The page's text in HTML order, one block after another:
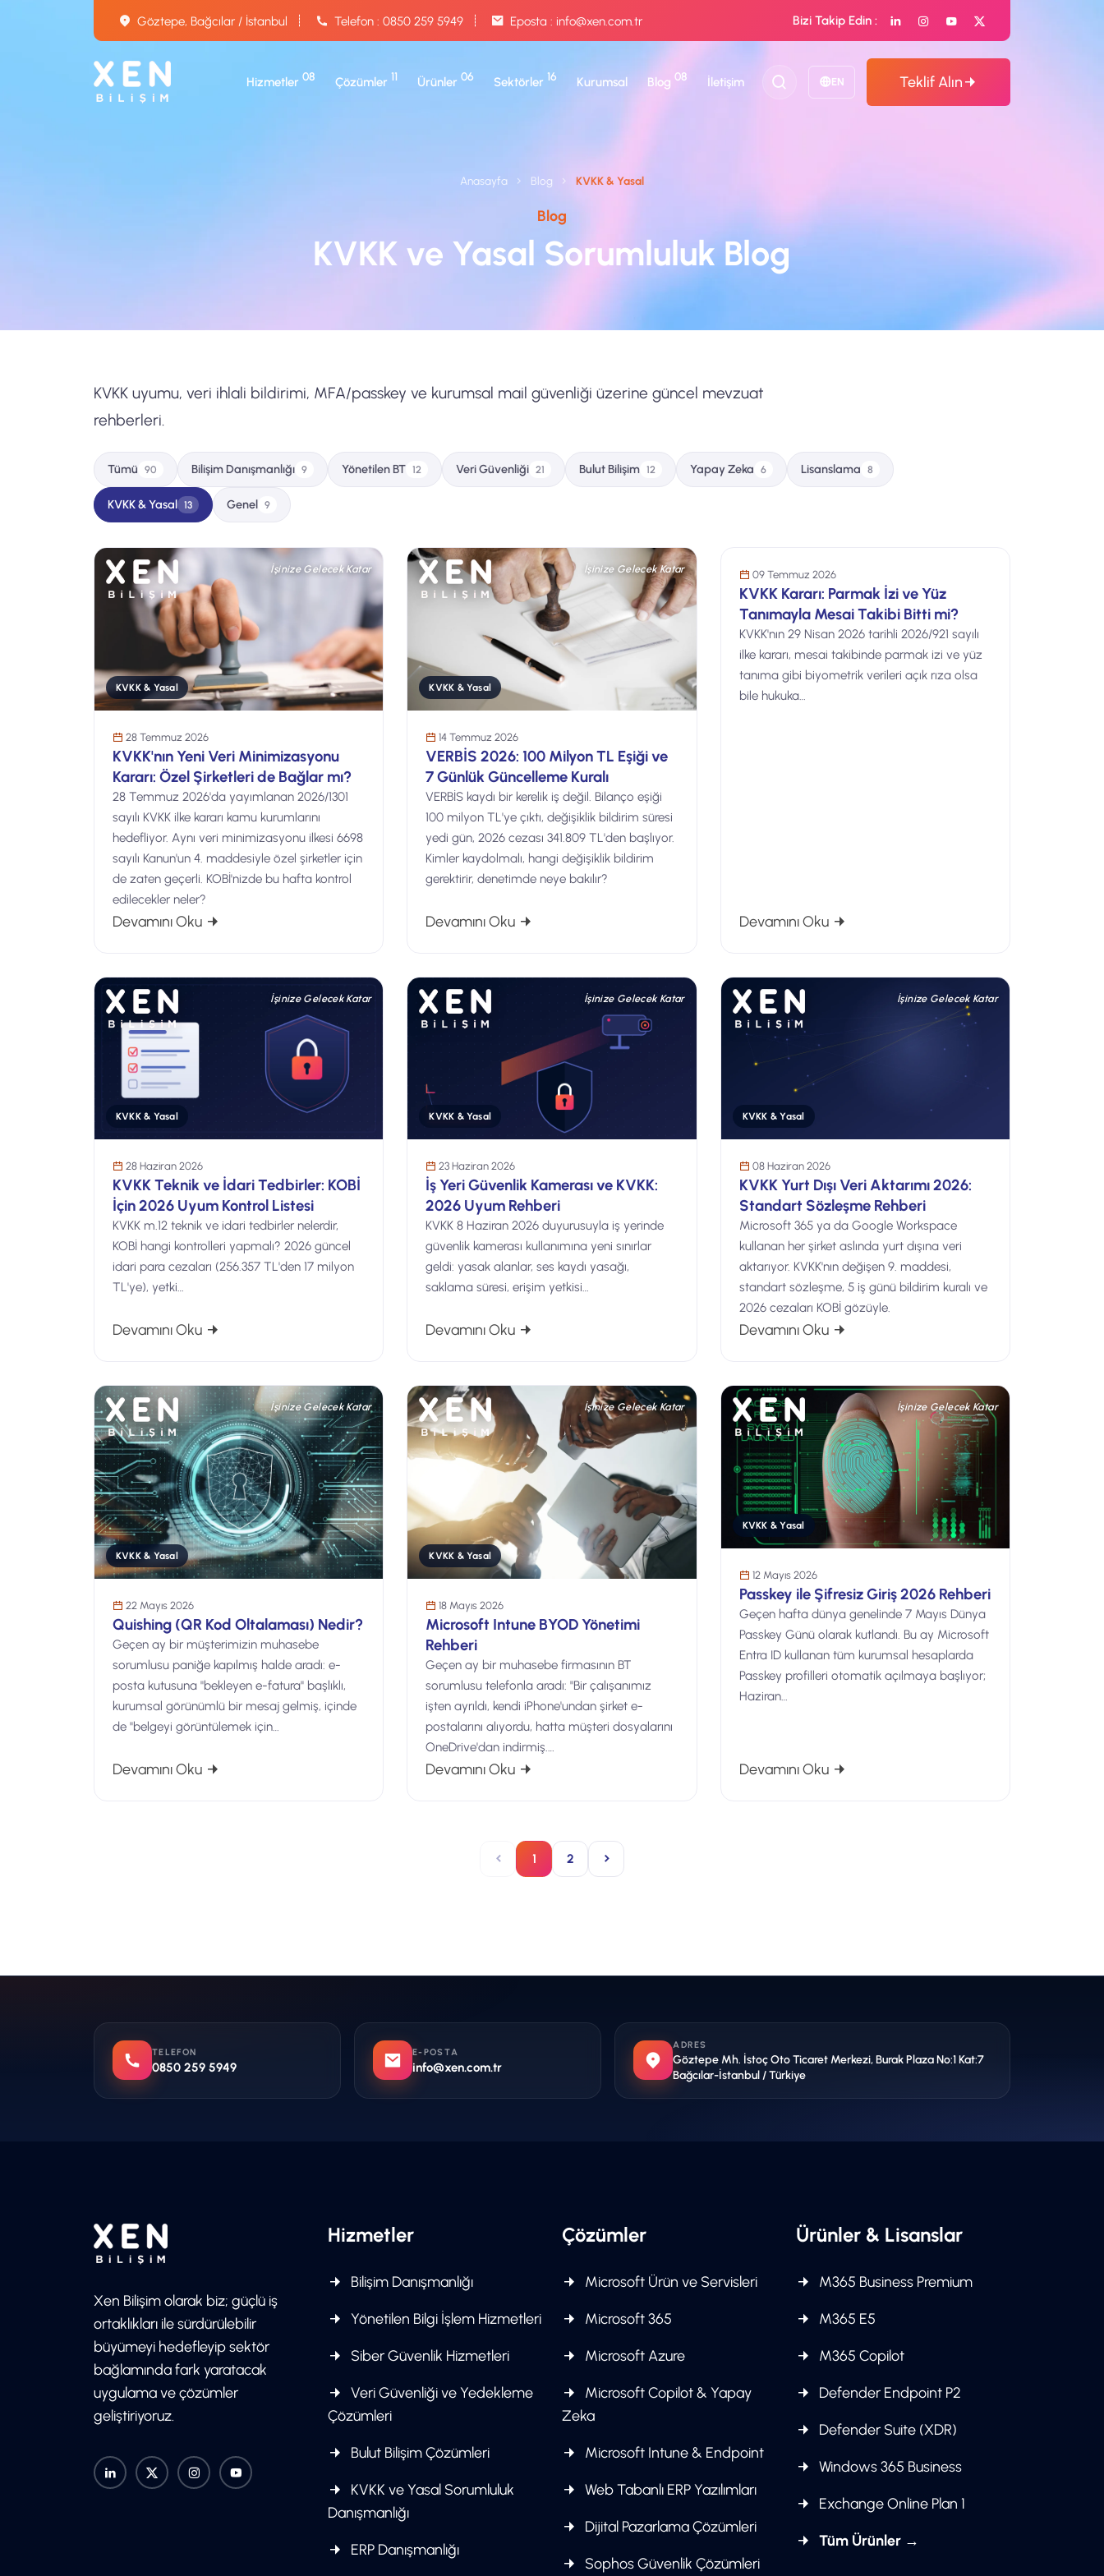
Göztepe, Bağcılar / İstanbul Telefon : 0850 259 5949 Eposta : info@xen.com.tr Bizi Takip Edin :
Hizmetler 08 Çözümler 11 Ürünler 06 Sektörler 16 Kurumsal Blog 08 İletişim EN Teklif Alın
Anasayfa Blog KVKK & Yasal
Blog
KVKK ve Yasal Sorumluluk Blog
KVKK uyumu, veri ihlali bildirimi, MFA/passkey ve kurumsal mail güvenliği üzerine güncel mevzuat
rehberleri.
Tümü 90 Bilişim Danışmanlığı 9 Yönetilen BT 12 Veri Güvenliği 21 Bulut Bilişim 12 Yapay Zeka 6 Lisanslama 8
KVKK & Yasal 13 Genel 9
İşinize Gelecek Katar
KVKK & Yasal
28 Temmuz 2026
KVKK'nın Yeni Veri Minimizasyonu
Kararı: Özel Şirketleri de Bağlar mı?
28 Temmuz 2026'da yayımlanan 2026/1301
sayılı KVKK ilke kararı kamu kurumlarını
hedefliyor. Aynı veri minimizasyonu ilkesi 6698
sayılı Kanun'un 4. maddesiyle özel şirketler için
de zaten geçerli. KOBİ'nizde bu hafta kontrol
edilecekler neler?
Devamını Oku: KVKK'nın Yeni Veri Minimizasyonu Kararı: Özel Şirketleri de Bağlar mı?
İşinize Gelecek Katar
KVKK & Yasal
14 Temmuz 2026
VERBİS 2026: 100 Milyon TL Eşiği ve
7 Günlük Güncelleme Kuralı
VERBİS kaydı bir kerelik iş değil. Bilanço eşiği
100 milyon TL'ye çıktı, değişiklik bildirim süresi
yedi gün, 2026 cezası 341.809 TL'den başlıyor.
Kimler kaydolmalı, hangi değişiklik bildirim
gerektirir, denetimde neye bakılır?
Devamını Oku: VERBİS 2026: 100 Milyon TL Eşiği ve 7 Günlük Güncelleme Kuralı
09 Temmuz 2026
KVKK Kararı: Parmak İzi ve Yüz
Tanımayla Mesai Takibi Bitti mi?
KVKK'nın 29 Nisan 2026 tarihli 2026/921 sayılı
ilke kararı, mesai takibinde parmak izi ve yüz
tanıma gibi biyometrik verileri açık rıza olsa
bile hukuka…
Devamını Oku: KVKK Kararı: Parmak İzi ve Yüz Tanımayla
İşinize Gelecek Katar
KVKK & Yasal
28 Haziran 2026
KVKK Teknik ve İdari Tedbirler: KOBİ
İçin 2026 Uyum Kontrol Listesi
KVKK m.12 teknik ve idari tedbirler nelerdir,
KOBİ hangi kontrolleri yapmalı? 2026 güncel
idari para cezaları (256.357 TL'den 17 milyon
TL'ye), yetki…
Devamını Oku: KVKK Teknik ve İdari Tedbirler: KOBİ İçin 2026 Uyum Kontrol Listesi
İşinize Gelecek Katar
KVKK & Yasal
23 Haziran 2026
İş Yeri Güvenlik Kamerası ve KVKK:
2026 Uyum Rehberi
KVKK 8 Haziran 2026 duyurusuyla iş yerinde
güvenlik kamerası kullanımına yeni sınırlar
geldi: yasak alanlar, ses kaydı yasağı,
saklama süresi, erişim yetkisi…
Devamını Oku: İş Yeri Güvenlik Kamerası ve KVKK: 2026 Uyum Rehberi
İşinize Gelecek Katar
KVKK & Yasal
08 Haziran 2026
KVKK Yurt Dışı Veri Aktarımı 2026:
Standart Sözleşme Rehberi
Microsoft 365 ya da Google Workspace
kullanan her şirket aslında yurt dışına veri
aktarıyor. KVKK'nın değişen 9. maddesi,
standart sözleşme, 5 iş günü bildirim kuralı ve
2026 cezaları KOBİ gözüyle.
Devamını Oku: KVKK Yurt Dışı Veri Aktarımı 2026:
İşinize Gelecek Katar
KVKK & Yasal
22 Mayıs 2026
Quishing (QR Kod Oltalaması) Nedir?
Geçen ay bir müşterimizin muhasebe
sorumlusu paniğe kapılmış halde aradı: e-
posta kutusuna "bekleyen e-fatura" başlıklı,
kurumsal görünümlü bir mesaj gelmiş, içinde
de "belgeyi görüntülemek için…
Devamını Oku: Quishing (QR Kod Oltalaması) Nedir?
İşinize Gelecek Katar
KVKK & Yasal
18 Mayıs 2026
Microsoft Intune BYOD Yönetimi
Rehberi
Geçen ay bir muhasebe firmasının BT
sorumlusu telefonla aradı: "Bir çalışanımız
işten ayrıldı, kendi iPhone'undan şirket e-
postalarını alıyordu, hatta müşteri dosyalarını
OneDrive'dan indirmiş.…
Devamını Oku: Microsoft Intune BYOD Yönetimi Rehberi
İşinize Gelecek Katar
KVKK & Yasal
12 Mayıs 2026
Passkey ile Şifresiz Giriş 2026 Rehberi
Geçen hafta dünya genelinde 7 Mayıs Dünya
Passkey Günü olarak kutlandı. Bu ay Microsoft
Entra ID kullanan tüm kurumsal hesaplarda
Passkey profilleri otomatik açılmaya başlıyor;
Haziran…
Devamını Oku: Passkey ile Şifresiz Giriş 2026 Rehberi
1 2
TELEFON
0850 259 5949
E-POSTA
info@xen.com.tr
ADRES
Göztepe Mh. İstoç Oto Ticaret Merkezi, Burak Plaza No:1 Kat:7
Bağcılar-İstanbul / Türkiye
Xen Bilişim olarak biz; güçlü iş
ortaklıkları ile sürdürülebilir
büyümeyi hedefleyip sektör
bağlamında fark yaratacak
uygulama ve çözümler
geliştiriyoruz.
Hizmetler
Bilişim Danışmanlığı
Yönetilen Bilgi İşlem Hizmetleri
Siber Güvenlik Hizmetleri
Veri Güvenliği ve Yedekleme
Çözümleri
Bulut Bilişim Çözümleri
KVKK ve Yasal Sorumluluk
Danışmanlığı
ERP Danışmanlığı
Çözümler
Microsoft Ürün ve Servisleri
Microsoft 365
Microsoft Azure
Microsoft Copilot & Yapay
Zeka
Microsoft Intune & Endpoint
Web Tabanlı ERP Yazılımları
Dijital Pazarlama Çözümleri
Sophos Güvenlik Çözümleri
Ürünler & Lisanslar
M365 Business Premium
M365 E5
M365 Copilot
Defender Endpoint P2
Defender Suite (XDR)
Windows 365 Business
Exchange Online Plan 1
Tüm Ürünler →